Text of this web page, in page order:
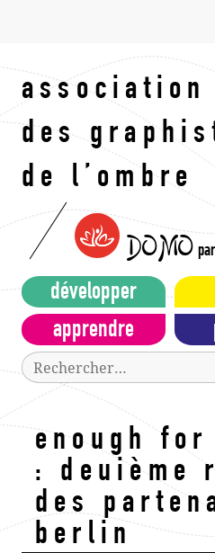
principal
association
des
de l’ombre
DOMO
développer
apprendre
Rechercher :
enough for
: deuième
des
berlin